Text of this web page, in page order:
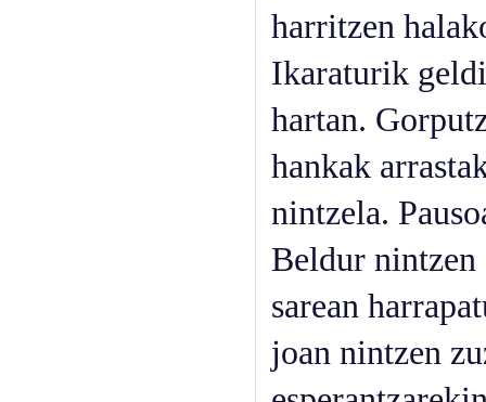
harritzen
Ikaraturik
hartan.
hankak
nintzela.
Beldur nintzen
sarean
joan nintzen